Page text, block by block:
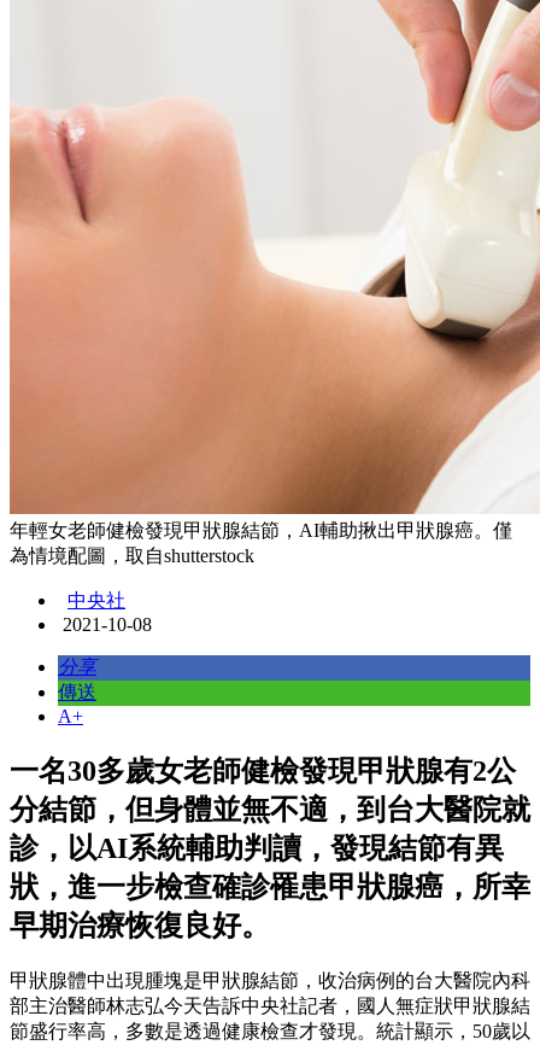
年輕女老師健檢發現甲狀腺結節，AI輔助揪出甲狀腺癌。僅
為情境配圖，取自shutterstock
中央社
2021-10-08
分享
傳送
A+
一名30多歲女老師健檢發現甲狀腺有2公
分結節，但身體並無不適，到台大醫院就
診，以AI系統輔助判讀，發現結節有異
狀，進一步檢查確診罹患甲狀腺癌，所幸
早期治療恢復良好。
甲狀腺體中出現腫塊是甲狀腺結節，收治病例的台大醫院內科
部主治醫師林志弘今天告訴中央社記者，國人無症狀甲狀腺結
節盛行率高，多數是透過健康檢查才發現。統計顯示，50歲以